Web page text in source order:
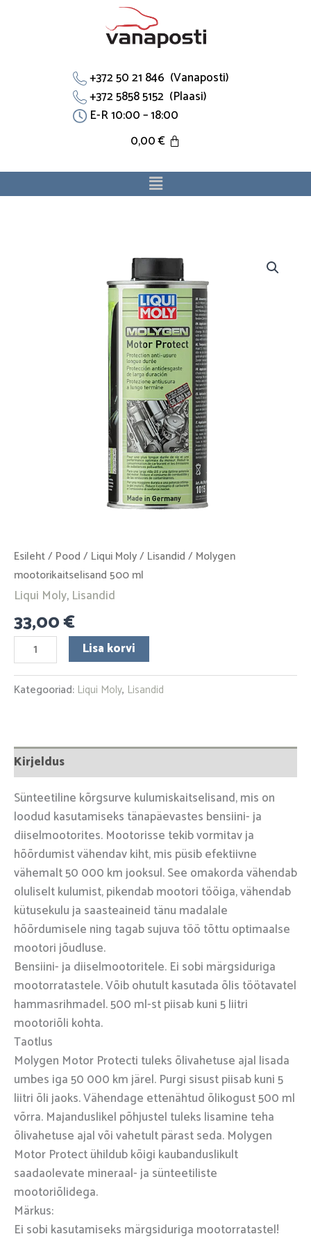
+372 50 21 846 (Vanaposti)
+372 5858 5152 (Plaasi)
E-R 10:00 – 18:00
0,00€
Menu
Esileht/ Pood / Liqui Moly/ Lisandid / Molygen
mootorikaitselisand 500 ml
Liqui Moly, Lisandid
33,00€
Lisa korvi
Kategooriad: Liqui Moly, Lisandid
Kirjeldus
Sünteetiline kõrgsurve kulumiskaitselisand, mis on
loodud kasutamiseks tänapäevastes bensiini- ja
diiselmootorites. Mootorisse tekib vormitav ja
hõõrdumist vähendav kiht, mis püsib efektiivne
vähemalt 50 000 km jooksul. See omakorda vähendab
oluliselt kulumist, pikendab mootori tööiga, vähendab
kütusekulu ja saasteaineid tänu madalale
hõõrdumisele ning tagab sujuva töö tõttu optimaalse
mootori jõudluse.
Bensiini- ja diiselmootoritele. Ei sobi märgsiduriga
mootorratastele. Võib ohutult kasutada õlis töötavatel
hammasrihmadel. 500 ml-st piisab kuni 5 liitri
mootoriõli kohta.
Taotlus
Molygen Motor Protecti tuleks õlivahetuse ajal lisada
umbes iga 50 000 km järel. Purgi sisust piisab kuni 5
liitri õli jaoks. Vähendage ettenähtud õlikogust 500 ml
võrra. Majanduslikel põhjustel tuleks lisamine teha
õlivahetuse ajal või vahetult pärast seda. Molygen
Motor Protect ühildub kõigi kaubanduslikult
saadaolevate mineraal- ja sünteetiliste
mootoriõlidega.
Märkus:
Ei sobi kasutamiseks märgsiduriga mootorratastel!